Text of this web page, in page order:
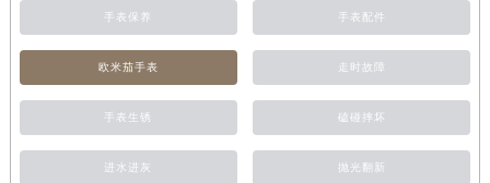
手表保养 手表配件
欧米茄手表 走时故障
手表生锈 磕碰摔坏
进水进灰 抛光翻新